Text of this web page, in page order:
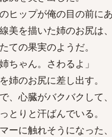
ヒップが俺の目の前にあ
美を描いた姉のお尻は、
ての果実のようだ。
ちゃん。さわるよ」
姉のお尻に差し出す。
、心臓がバクバクして、
とりと汗ばんでいる。
ーに触れそうになった